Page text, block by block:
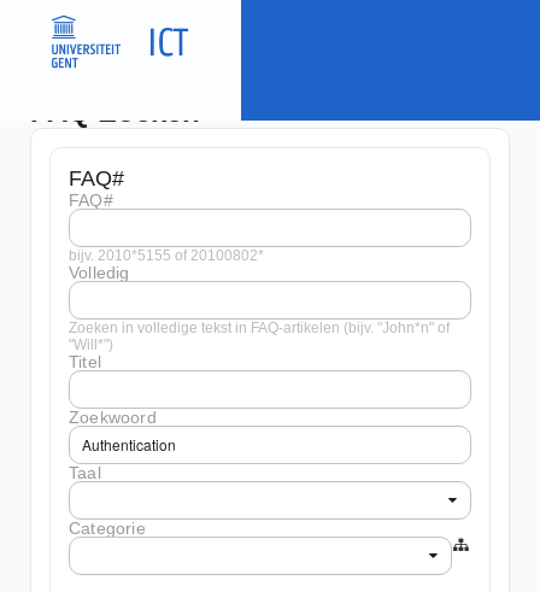
FAQ#
FAQ#
bijv. 2010*5155 of 20100802*
Volledig
Zoeken in volledige tekst in FAQ-artikelen (bijv. "John*n" of
"Will*")
Titel
Zoekwoord
Taal
Categorie